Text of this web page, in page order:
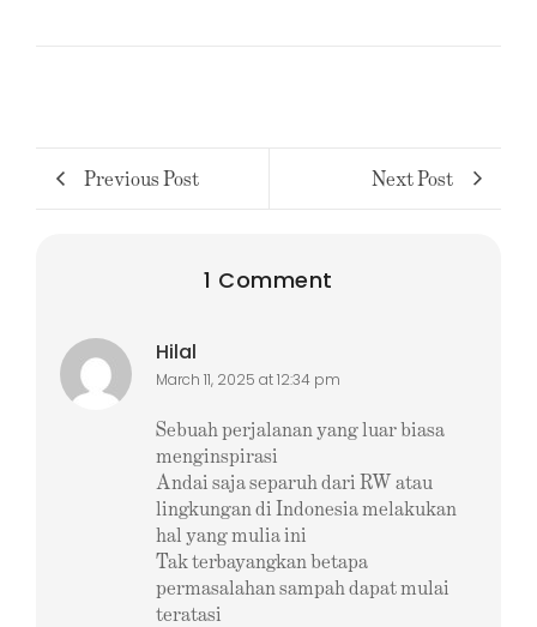
Previous Post Next Post
1 Comment
Hilal
March 11, 2025 at 12:34 pm
Sebuah perjalanan yang luar biasa
menginspirasi
Andai saja separuh dari RW atau
lingkungan di Indonesia melakukan
hal yang mulia ini
Tak terbayangkan betapa
permasalahan sampah dapat mulai
teratasi